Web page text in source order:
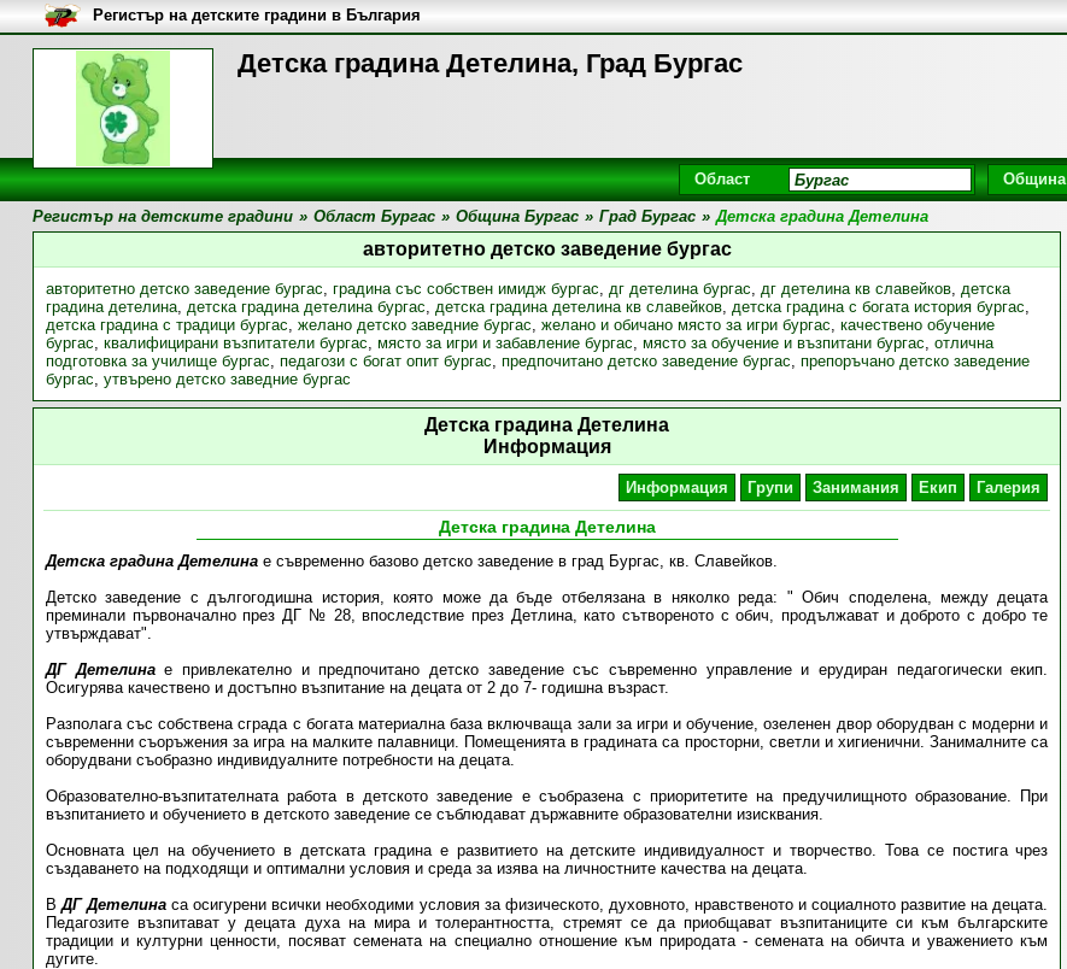
Детска градина Детелина, Град Бургас
Регистър на детските градини в България
Област Община
Регистър на детските градини » Област Бургас » Община Бургас » Град Бургас » Детска градина Детелина
авторитетно детско заведение бургас
авторитетно детско заведение бургас, градина със собствен имидж бургас, дг детелина бургас, дг детелина кв славейков, детска
градина детелина, детска градина детелина бургас, детска градина детелина кв славейков, детска градина с богата история бургас,
детска градина с традици бургас, желано детско заведние бургас, желано и обичано място за игри бургас, качествено обучение
бургас, квалифицирани възпитатели бургас, място за игри и забавление бургас, място за обучение и възпитани бургас, отлична
подготовка за училище бургас, педагози с богат опит бургас, предпочитано детско заведение бургас, препоръчано детско заведение
бургас, утвърено детско заведние бургас
Детска градина Детелина
Информация
Информация Групи Занимания Екип Галерия
Детска градина Детелина
Детска градина Детелина е съвременно базово детско заведение в град Бургас, кв. Славейков.
Детско заведение с дългогодишна история, която може да бъде отбелязана в няколко реда: " Обич споделена, между децата
преминали първоначално през ДГ № 28, впоследствие през Детлина, като сътвореното с обич, продължават и доброто с добро те
утвърждават".
ДГ Детелинае привлекателно и предпочитано детско заведение със съвременно управление и ерудиран педагогически екип.
Осигурява качествено и достъпно възпитание на децата от 2 до 7- годишна възраст.
Разполага със собствена сграда с богата материална база включваща зали за игри и обучение, озеленен двор оборудван с модерни и
съвременни съоръжения за игра на малките палавници. Помещенията в градината са просторни, светли и хигиенични. Занималните са
оборудвани съобразно индивидуалните потребности на децата.
Образователно-възпитателната работа в детското заведение е съобразена с приоритетите на предучилищното образование. При
възпитанието и обучението в детското заведение се съблюдават държавните образователни изисквания.
Основната цел на обучението в детската градина е развитието на детските индивидуалност и творчество. Това се постига чрез
създаването на подходящи и оптимални условия и среда за изява на личностните качества на децата.
ВДГ Детелина са осигурени всички необходими условия за физическото, духовното, нравственото и социалното развитие на децата.
Педагозите възпитават у децата духа на мира и толерантността, стремят се да приобщават възпитаниците си към българските
традиции и културни ценности, посяват семената на специално отношение към природата - семената на обичта и уважението към
дугите.